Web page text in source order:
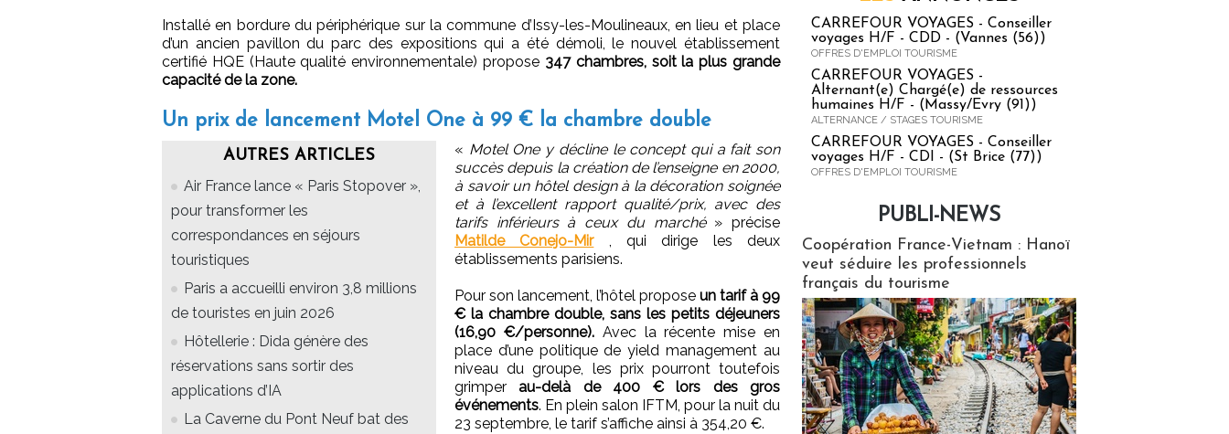
Installé en bordure du périphérique sur la commune d’Issy-les-Moulineaux, en lieu et place
d’un ancien pavillon du parc des expositions qui a été démoli, le nouvel établissement
certifié HQE (Haute qualité environnementale) propose 347 chambres, soit la plus grande
capacité de la zone.
Un prix de lancement Motel One à 99 € la chambre double
AUTRES ARTICLES
Air France lance « Paris Stopover »,
pour transformer les
correspondances en séjours
touristiques
Paris a accueilli environ 3,8 millions
de touristes en juin 2026
Hôtellerie : Dida génère des
réservations sans sortir des
applications d’IA
La Caverne du Pont Neuf bat des
« Motel One y décline le concept qui a fait son
succès depuis la création de l’enseigne en 2000,
à savoir un hôtel design à la décoration soignée
et à l’excellent rapport qualité/prix, avec des
tarifs inférieurs à ceux du marché» précise
Matilde Conejo-Mir, qui dirige les deux
établissements parisiens.
Pour son lancement, l’hôtel propose un tarif à 99
€ la chambre double, sans les petits déjeuners
(16,90 €/personne).Avec la récente mise en
place d’une politique de yield management au
niveau du groupe, les prix pourront toutefois
grimperau-delà de 400 € lors des gros
événements. En plein salon IFTM, pour la nuit du
23 septembre, le tarif s’affiche ainsi à 354,20 €.
CARREFOUR VOYAGES - Conseiller
voyages H/F - CDD - (Vannes (56))
OFFRES D'EMPLOI TOURISME
CARREFOUR VOYAGES -
Alternant(e) Chargé(e) de ressources
humaines H/F - (Massy/Evry (91))
ALTERNANCE / STAGES TOURISME
CARREFOUR VOYAGES - Conseiller
voyages H/F - CDI - (St Brice (77))
OFFRES D'EMPLOI TOURISME
PUBLI-NEWS
Coopération France-Vietnam : Hanoï
veut séduire les professionnels
français du tourisme